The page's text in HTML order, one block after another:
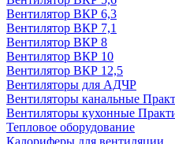
Вентилятор ВКР 6,3
Вентилятор ВКР 7,1
Вентилятор ВКР 8
Вентилятор ВКР 10
Вентилятор ВКР 12,5
Вентиляторы для АДЧР
Вентиляторы канальные
Вентиляторы кухонные
Тепловое оборудование
Калориферы для вентиляции